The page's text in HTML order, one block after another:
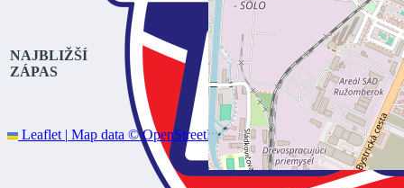
Leaflet | Map data ©OpenStreetMapcontributors
NAJBLIŽŠÍ
ZÁPAS